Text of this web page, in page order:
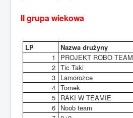
II grupa wiekowa
LP Nazwa drużyny
1
PROJEKT ROBO TEAM
2 Tic Taki
3 Lamorożce
4 Tomek
5 RAKI W TEAMIE
6 Noob team